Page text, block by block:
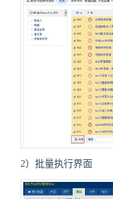
2）批量执行界面